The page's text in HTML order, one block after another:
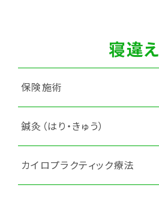
寝違え
保険施術
鍼灸（はり・きゅう）
カイロプラクティック療法